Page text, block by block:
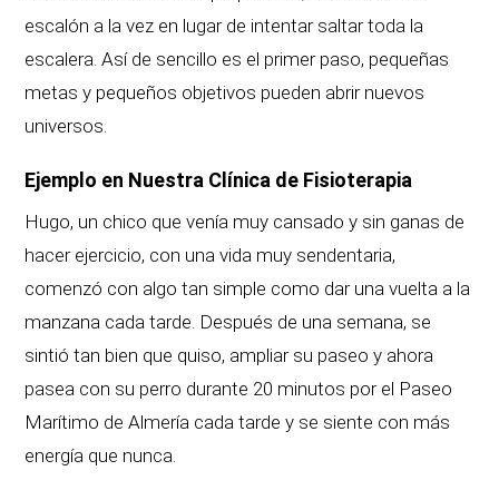
escalón a la vez en lugar de intentar saltar toda la
escalera. Así de sencillo es el primer paso, pequeñas
metas y pequeños objetivos pueden abrir nuevos
universos.
Ejemplo en Nuestra Clínica de Fisioterapia
Hugo, un chico que venía muy cansado y sin ganas de
hacer ejercicio, con una vida muy sendentaria,
comenzó con algo tan simple como dar una vuelta a la
manzana cada tarde. Después de una semana, se
sintió tan bien que quiso, ampliar su paseo y ahora
pasea con su perro durante 20 minutos por el Paseo
Marítimo de Almería cada tarde y se siente con más
energía que nunca.